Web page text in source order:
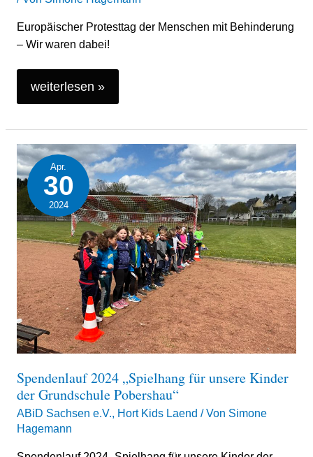
Europäischer Protesttag der Menschen mit Behinderung
– Wir waren dabei!
weiterlesen »
Apr.
30
2024
Spendenlauf 2024 „Spielhang für unsere Kinder
der Grundschule Pobershau“
ABiD Sachsen e.V., Hort Kids Laend / Von Simone
Hagemann
Spendenlauf
2024
„Spielhang
für
unsere
Kinder
der
Grundschule
Pobershau“